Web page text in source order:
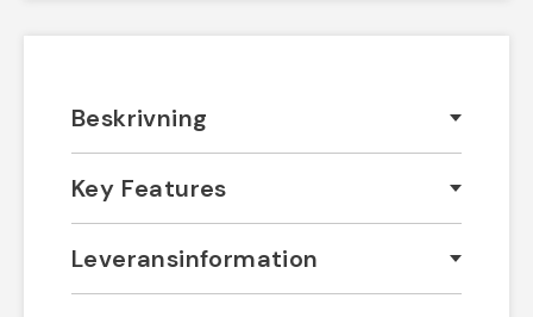
Beskrivning
Key Features
Leveransinformation